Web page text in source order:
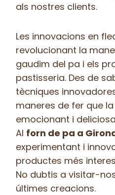
als nostres clients.
Les innovacions en
revolucionant la
gaudim del pa i els
pastisseria. Des de
tècniques
maneres de fer que
emocionant i
Al forn de pa a
experimentant i
productes més
No dubtis a visitar-
últimes creacions.